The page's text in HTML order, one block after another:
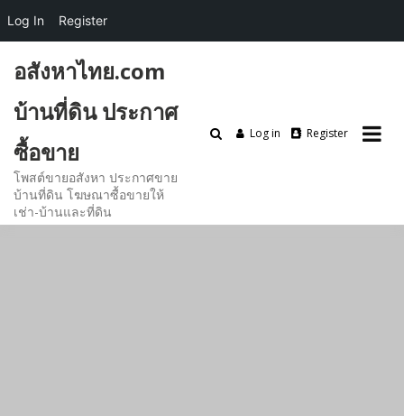
content
อสังหาไทย.com
บ้านที่ดิน ประกาศ
ซื้อขาย
โพสต์ขายอสังหา ประกาศขาย
บ้านที่ดิน โฆษณาซื้อขายให้
เช่า-บ้านและที่ดิน
Log in Register
Log In Register